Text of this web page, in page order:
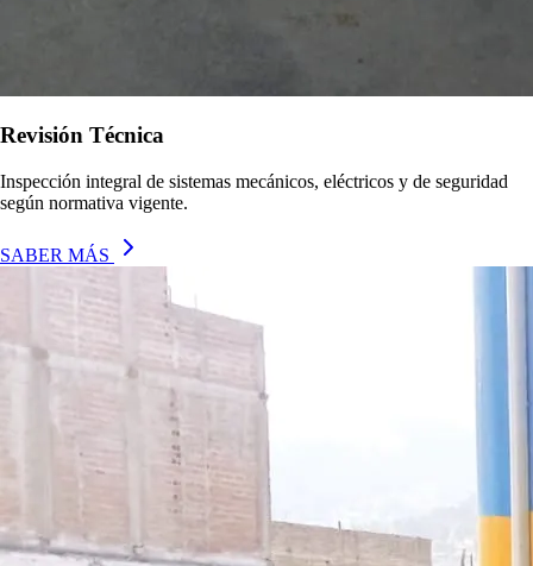
Revisión Técnica
Inspección integral de sistemas mecánicos, eléctricos y de seguridad
según normativa vigente.
SABER MÁS